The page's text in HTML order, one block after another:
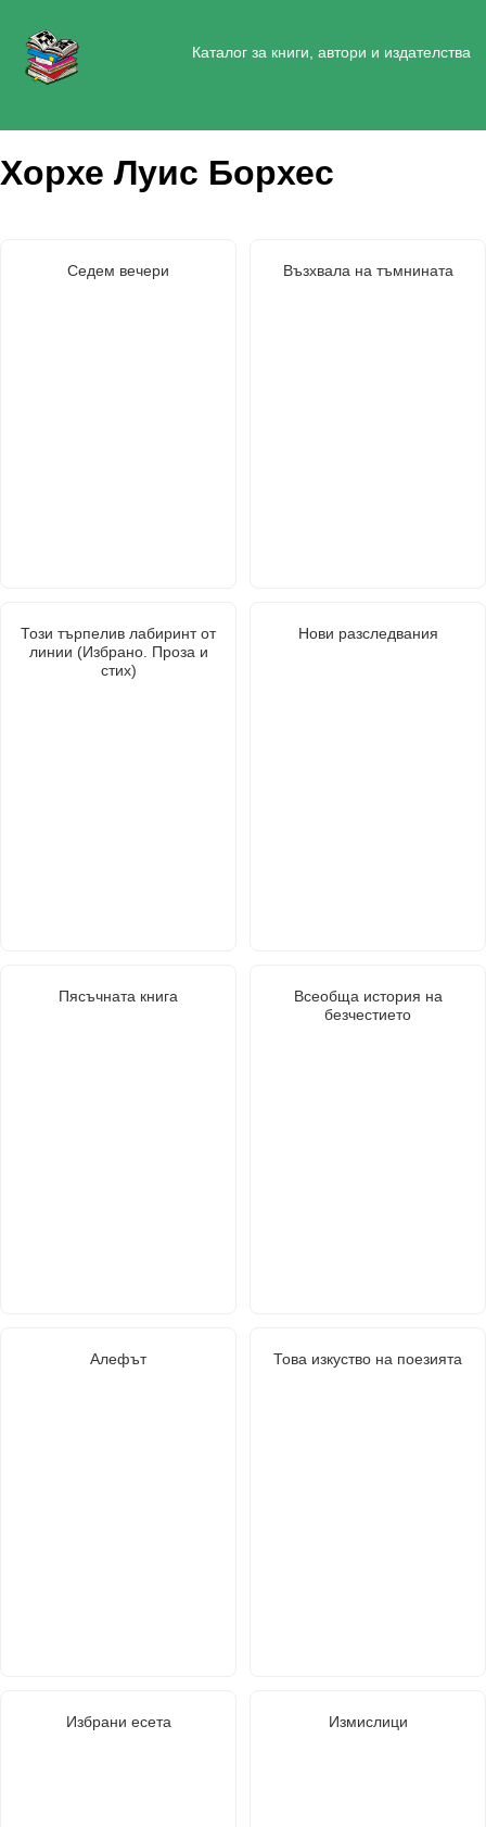
Каталог за книги, автори и издателства
Хорхе Луис Борхес
Седем вечери Възхвала на тъмнината
Този търпелив лабиринт от
линии (Избрано. Проза и
стих)
Нови разследвания
Пясъчната книга
Всеобща история на
безчестието
Алефът Това изкуство на поезията
Избрани есета Измислици